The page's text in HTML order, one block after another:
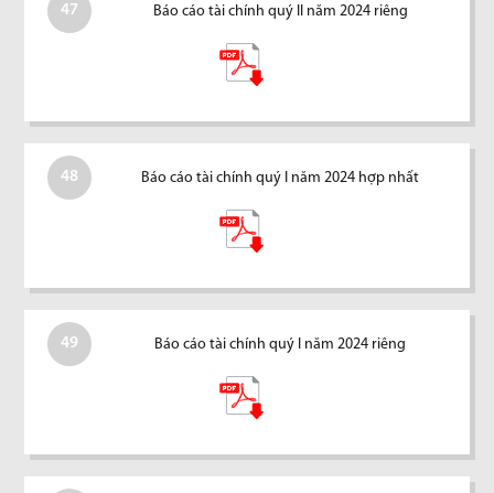
47 Báo cáo tài chính quý II năm 2024 riêng
48 Báo cáo tài chính quý I năm 2024 hợp nhất
49 Báo cáo tài chính quý I năm 2024 riêng